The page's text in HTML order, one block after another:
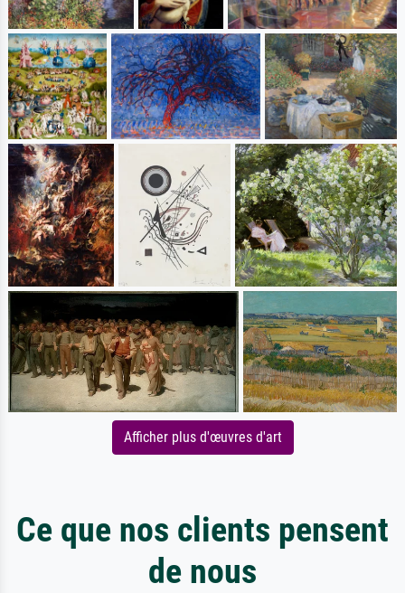
Afficher plus d'œuvres d'art
Ce que nos clients pensent
de nous